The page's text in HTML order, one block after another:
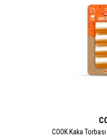
COOK Kaka